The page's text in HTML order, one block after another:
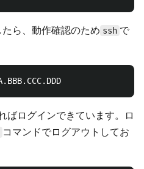
ら、動作確認のため ssh で
ばログインできています。ロ
コマンドでログアウトしてお